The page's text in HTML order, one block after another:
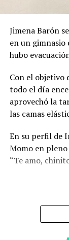
Jimena Barón
en un gimnasio
hubo
Con el objetivo
todo el día
aprovechó la
las camas
En su perfil de
Momo en
“Te amo,